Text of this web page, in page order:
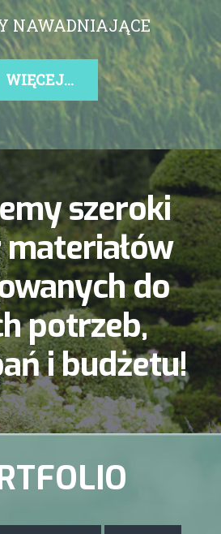
NAWADNIAJĄCE
WIĘCEJ...
szeroki
do
potrzeb,
i budżetu!